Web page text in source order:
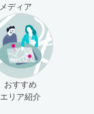
ディア
おすすめ
エリア紹介